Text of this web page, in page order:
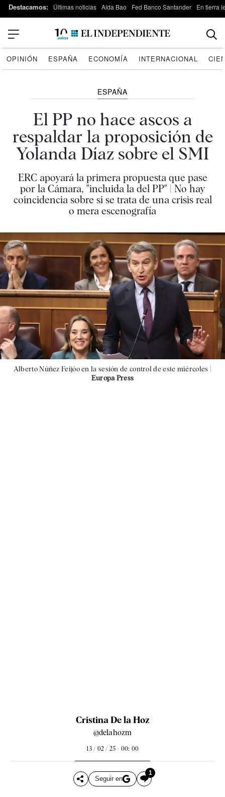
Destacamos: Últimas noticias Aída Bao Fed Banco Santander En tierra
OPINIÓN ESPAÑA ECONOMÍA INTERNACIONAL
ESPAÑA
El PP no hace ascos a
respaldar la proposición de
Yolanda Díaz sobre el SMI
ERC apoyará la primera propuesta que pase
por la Cámara, "incluida la del PP" | No hay
coincidencia sobre si se trata de una crisis real
o mera escenografía
Alberto Núñez Feijóo en la sesión de control de este miércoles |
Europa Press
Cristina De la Hoz
@delahozm
13 / 02 / 25 - 00: 00
Seguir en
1